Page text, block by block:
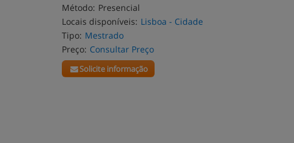
Método: Presencial
Locais disponíveis: Lisboa - Cidade
Tipo: Mestrado
Preço: Consultar Preço
Solicite informação